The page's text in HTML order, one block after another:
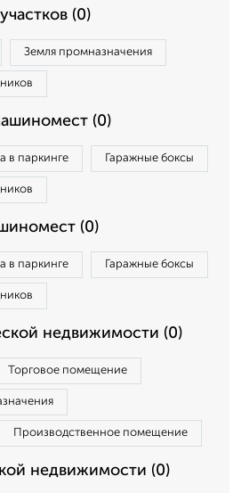
(0)
Земля промназначения
(0)
в паркинге Гаражные боксы
(0)
в паркинге Гаражные боксы
недвижимости (0)
Торговое помещение
Производственное помещение
недвижимости (0)